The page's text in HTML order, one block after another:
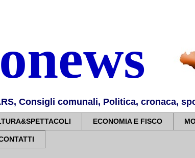
Consigli comunali, Politica, cronaca,
ECONOMIA E FISCO